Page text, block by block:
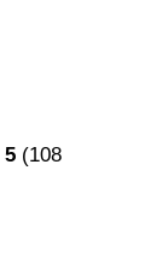
5 (108